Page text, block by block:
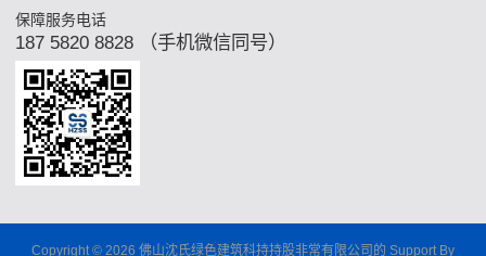
保障服务电话
187 5820 8828 （手机微信同号）
Copyright © 2026 佛山沈氏绿色建筑科持持股非常有限公司的 Support By